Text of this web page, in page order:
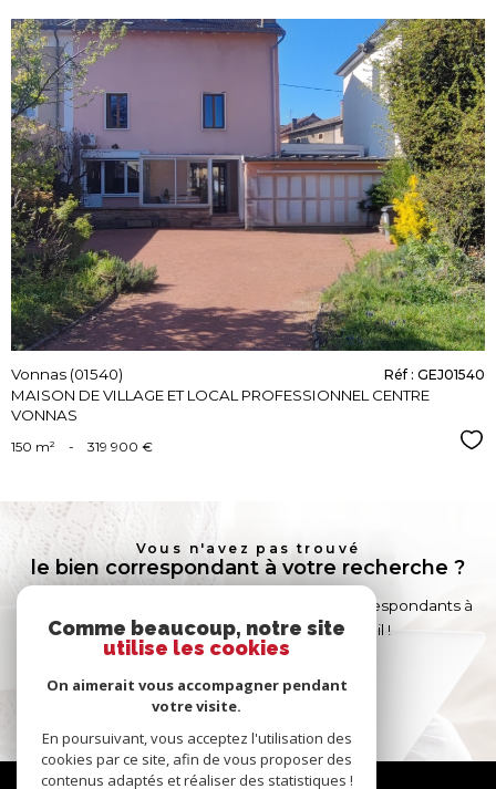
voir le
bien
Vonnas (01540)
MAISON DE VILLAGE ET LOCAL PROFESSIONNEL CENTRE
VONNAS
Réf : GEJ01540
150 m² - 319 900 €
Vous n'avez pas trouvé
le bien correspondant à votre recherche ?
Créer une alerte email et recevez les biens correspondants à
votre recherche dans votre boîte mail !
créer l'alerte
Nous
Comme beaucoup, notre site
utilise les cookies
On aimerait vous accompagner pendant
votre visite.
En poursuivant, vous acceptez l'utilisation des
cookies par ce site, afin de vous proposer des
contenus adaptés et réaliser des statistiques !